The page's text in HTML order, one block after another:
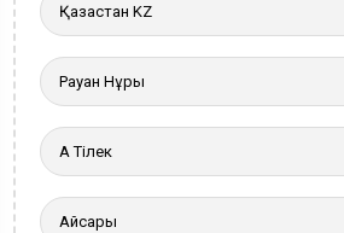
Қазақстан KZ
Рауан Нұры
Ақ Тілек
Айсары